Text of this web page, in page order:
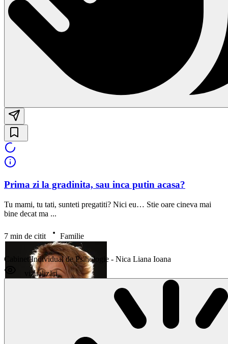
Prima zi la gradinita, sau inca putin acasa?
Tu mami, tu tati, sunteti pregatiti? Nici eu… Stie oare cineva mai
bine decat ma ...
7 min de citit Familie
Cabinet Individual de Psihologie - Nica Liana Ioana
vizualizări